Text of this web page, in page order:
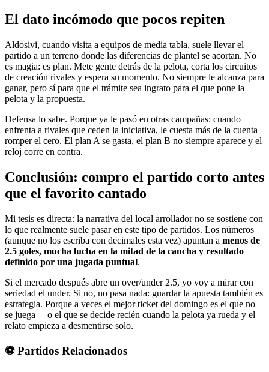
El dato incómodo que pocos repiten
Aldosivi, cuando visita a equipos de media tabla, suele llevar el
partido a un terreno donde las diferencias de plantel se acortan. No
es magia: es plan. Mete gente detrás de la pelota, corta los circuitos
de creación rivales y espera su momento. No siempre le alcanza para
ganar, pero sí para que el trámite sea ingrato para el que pone la
pelota y la propuesta.
Defensa lo sabe. Porque ya le pasó en otras campañas: cuando
enfrenta a rivales que ceden la iniciativa, le cuesta más de la cuenta
romper el cero. El plan A se gasta, el plan B no siempre aparece y el
reloj corre en contra.
Conclusión: compro el partido corto antes
que el favorito cantado
Mi tesis es directa: la narrativa del local arrollador no se sostiene con
lo que realmente suele pasar en este tipo de partidos. Los números
(aunque no los escriba con decimales esta vez) apuntan a menos de
2.5 goles, mucha lucha en la mitad de la cancha y resultado
definido por una jugada puntual.
Si el mercado después abre un over/under 2.5, yo voy a mirar con
seriedad el under. Si no, no pasa nada: guardar la apuesta también es
estrategia. Porque a veces el mejor ticket del domingo es el que no
se juega —o el que se decide recién cuando la pelota ya rueda y el
relato empieza a desmentirse solo.
⚽ Partidos Relacionados